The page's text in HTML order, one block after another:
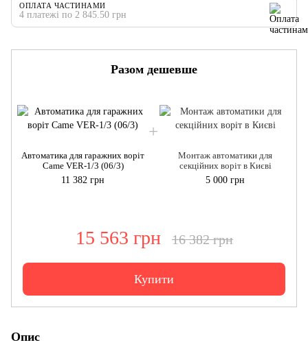
ОПЛАТА ЧАСТИНАМИ
4 платежі по 2 845.50 грн
Разом дешевше
Автоматика для гаражних воріт
Came VER-1/3 (06/3)
11 382 грн
Монтаж автоматики для
секційних воріт в Києві
5 000 грн
15 563 грн 16 382 грн
Купити
Опис